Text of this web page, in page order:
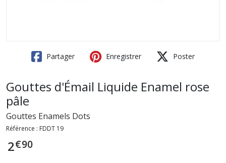
Partager Enregistrer Poster
Gouttes d'Émail Liquide Enamel rose
pâle
Gouttes Enamels Dots
Référence : FDDT 19
2€90